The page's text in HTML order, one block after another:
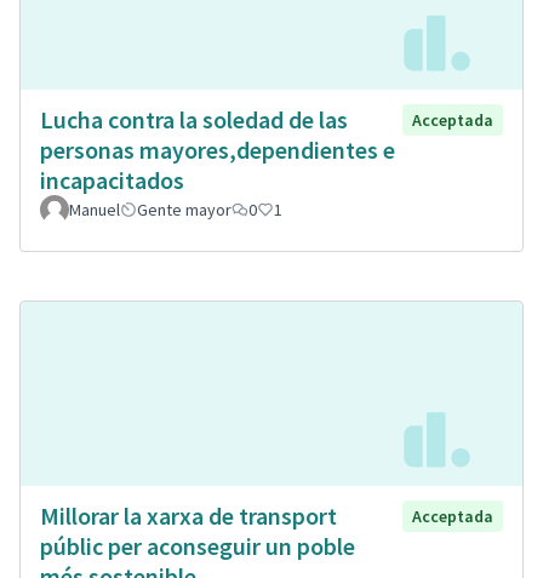
Lucha contra la soledad de las
personas mayores,dependientes e
incapacitados
Acceptada
Manuel Gente mayor 0 1
Millorar la xarxa de transport
públic per aconseguir un poble
Acceptada